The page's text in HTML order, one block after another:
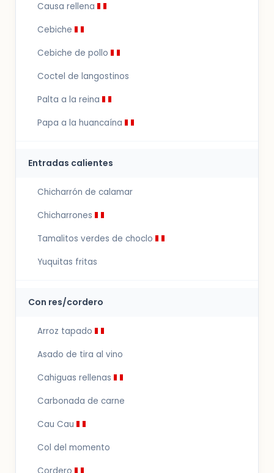
Causa rellena
Cebiche
Cebiche de pollo
Coctel de langostinos
Palta a la reina
Papa a la huancaína
Entradas calientes
Chicharrón de calamar
Chicharrones
Tamalitos verdes de choclo
Yuquitas fritas
Con res/cordero
Arroz tapado
Asado de tira al vino
Cahiguas rellenas
Carbonada de carne
Cau Cau
Col del momento